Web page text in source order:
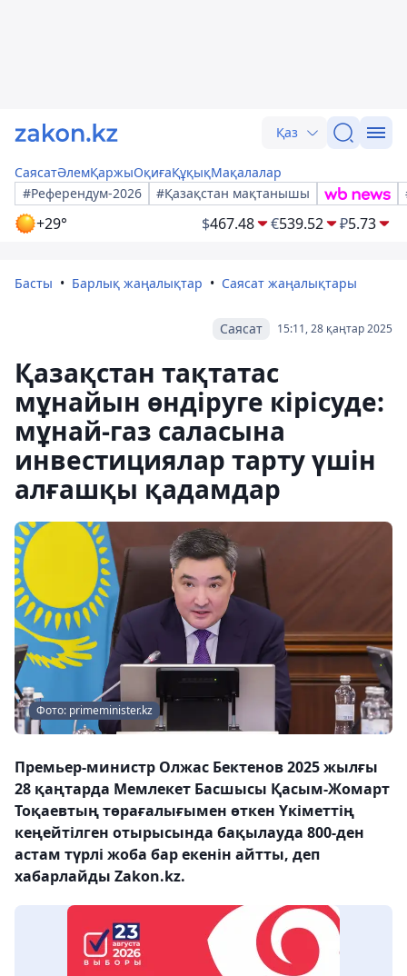
Қаз
СаясатӘлемҚаржыОқиғаҚұқықМақалалар
#Референдум-2026
#Қазақстан мақтанышы
+29° $467.48 €539.52 ₽5.73
Басты Барлық жаңалықтар Саясат жаңалықтары
15:11, 28 қаңтар 2025
Саясат
Қазақстан тақтатас
мұнайын өндіруге кірісуде:
мұнай-газ саласына
инвестициялар тарту үшін
алғашқы қадамдар
Фото: primeminister.kz
Премьер-министр Олжас Бектенов 2025 жылғы
28 қаңтарда Мемлекет Басшысы Қасым-Жомарт
Тоқаевтың төрағалығымен өткен Үкіметтің
кеңейтілген отырысында бақылауда 800-ден
астам түрлі жоба бар екенін айтты, деп
хабарлайды Zakon.kz.